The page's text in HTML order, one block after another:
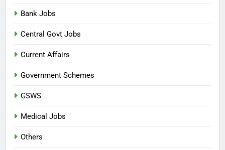
Bank Jobs
Central Govt Jobs
Current Affairs
Government Schemes
GSWS
Medical Jobs
Others